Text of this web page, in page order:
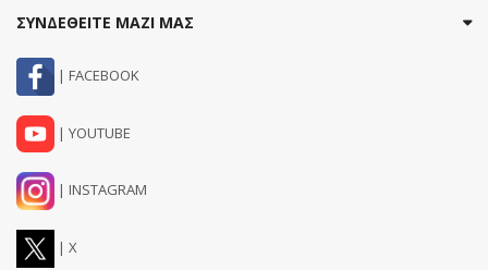
ΣΥΝΔΕΘΕΙΤΕ ΜΑΖΙ ΜΑΣ
| FACEBOOK
| YOUTUBE
| INSTAGRAM
| X